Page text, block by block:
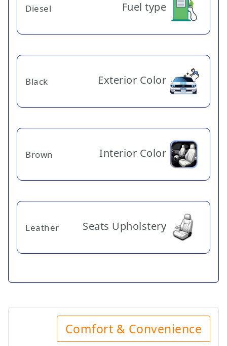
Fuel type
Diesel
Exterior Color
Black
Interior Color
Brown
Seats Upholstery
Leather
Comfort & Convenience